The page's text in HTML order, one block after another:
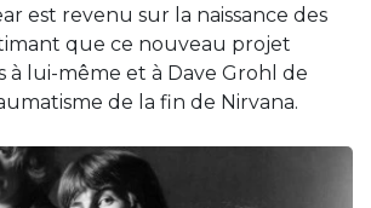
est revenu sur la naissance des
que ce nouveau projet
à lui-même et à Dave Grohl de
de la fin de Nirvana.